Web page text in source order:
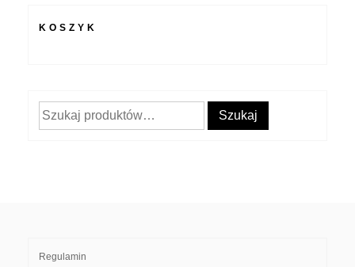
KOSZYK
Szukaj: Szukaj
Regulamin